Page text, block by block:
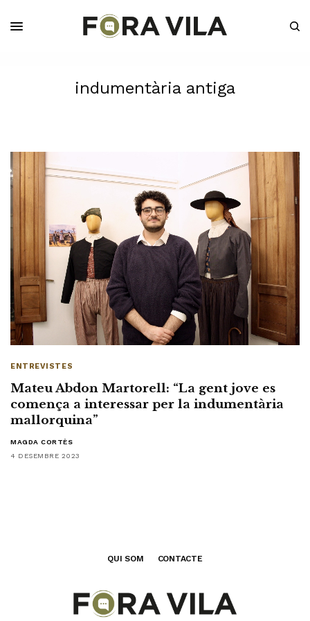
indumentària antiga
ENTREVISTES
Mateu Abdon Martorell: “La gent jove es
comença a interessar per la indumentària
mallorquina”
MAGDA CORTÈS
4 DESEMBRE 2023
QUI SOM CONTACTE